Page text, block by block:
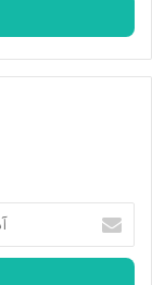
آدرس
ایمیل
خود